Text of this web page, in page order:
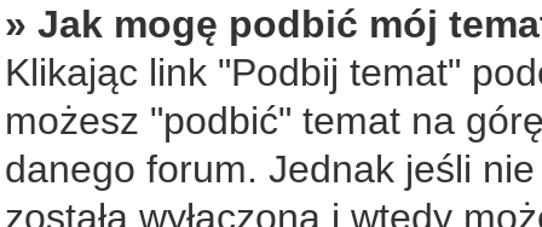
» Jak mogę podbić mój
Klikając link "Podbij temat"
możesz "podbić" temat na
danego forum. Jednak jeśli
została wyłączona i wtedy